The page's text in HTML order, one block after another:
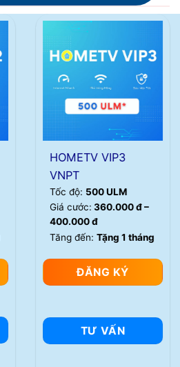
HOMETV VIP3
VNPT
Tốc độ: 500 ULM
Giá cước: 360.000 đ –
400.000 đ
Tăng đến: Tặng 1 tháng
ĐĂNG KÝ
TƯ VẤN